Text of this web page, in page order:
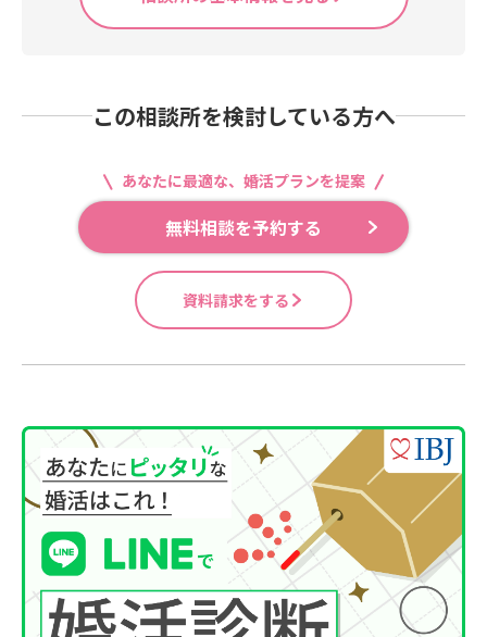
この相談所を検討している方へ
あなたに最適な、婚活プランを提案
無料相談を予約する
資料請求をする